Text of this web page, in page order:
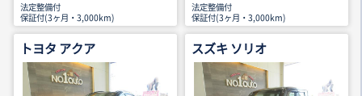
法定整備付
保証付(3ヶ月・3,000km)
法定整備付
保証付(3ヶ月・3,000km)
トヨタ アクア スズキ ソリオ